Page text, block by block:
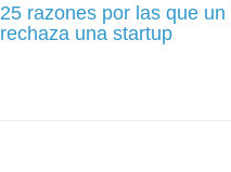
25 razones por las que un
rechaza una startup